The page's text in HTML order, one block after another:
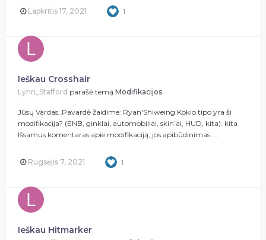
Lapkritis 17, 2021 1
Ieškau Crosshair
Lynn_Stafford parašė temą Modifikacijos
Jūsų Vardas_Pavardė žaidime: Ryan'Shiweing Kokio tipo yra ši
modifikacija? (ENB, ginklai, automobiliai, skin’ai, HUD, kita): kita
Išsamus komentaras apie modifikaciją, jos apibūdinimas:...
Rugsėjis 7, 2021 1
Ieškau Hitmarker